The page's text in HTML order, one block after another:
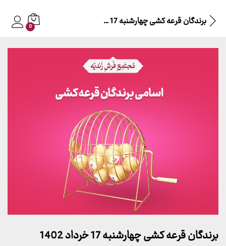
برندگان قرعه کشی چهارشنبه 17 خرداد 1402 0
برندگان قرعه کشی چهارشنبه 17 خرداد 1402